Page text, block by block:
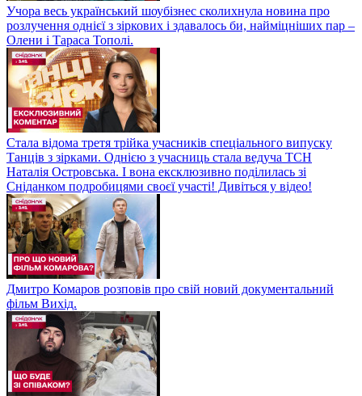
Учора весь український шоубізнес сколихнула новина про
розлучення однієї з зіркових і здавалось би, найміцніших пар –
Олени і Тараса Тополі.
Стала відома третя трійка учасників спеціального випуску
Танців з зірками. Однією з учасниць стала ведуча ТСН
Наталія Островська. І вона ексклюзивно поділилась зі
Сніданком подробицями своєї участі! Дивіться у відео!
Дмитро Комаров розповів про свій новий документальний
фільм Вихід.